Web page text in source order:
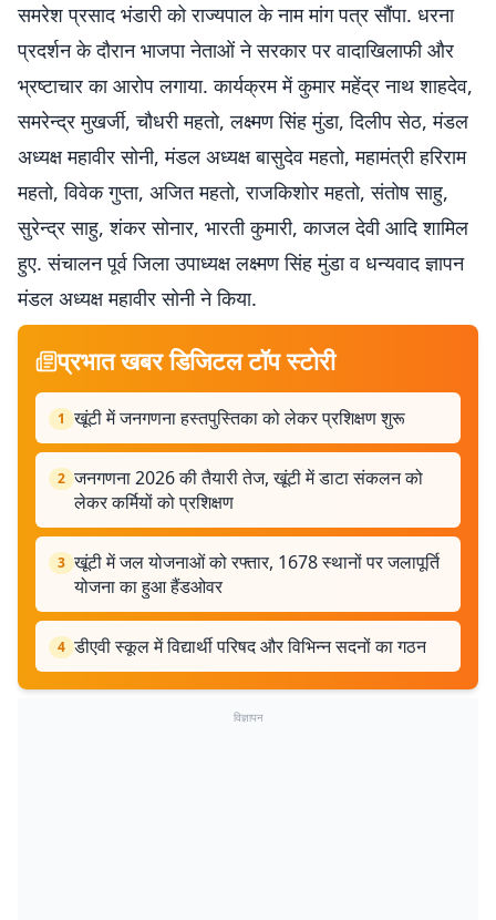
समरेश प्रसाद भंडारी को राज्यपाल के नाम मांग पत्र सौंपा. धरना
प्रदर्शन के दौरान भाजपा नेताओं ने सरकार पर वादाखिलाफी और
भ्रष्टाचार का आरोप लगाया. कार्यक्रम में कुमार महेंद्र नाथ शाहदेव,
समरेन्द्र मुखर्जी, चौधरी महतो, लक्ष्मण सिंह मुंडा, दिलीप सेठ, मंडल
अध्यक्ष महावीर सोनी, मंडल अध्यक्ष बासुदेव महतो, महामंत्री हरिराम
महतो, विवेक गुप्ता, अजित महतो, राजकिशोर महतो, संतोष साहु,
सुरेन्द्र साहु, शंकर सोनार, भारती कुमारी, काजल देवी आदि शामिल
हुए. संचालन पूर्व जिला उपाध्यक्ष लक्ष्मण सिंह मुंडा व धन्यवाद ज्ञापन
मंडल अध्यक्ष महावीर सोनी ने किया.
प्रभात खबर डिजिटल टॉप स्टोरी
1 खूंटी में जनगणना हस्तपुस्तिका को लेकर प्रशिक्षण शुरू
2 जनगणना 2026 की तैयारी तेज, खूंटी में डाटा संकलन को
लेकर कर्मियों को प्रशिक्षण
3 खूंटी में जल योजनाओं को रफ्तार, 1678 स्थानों पर जलापूर्ति
योजना का हुआ हैंडओवर
4 डीएवी स्कूल में विद्यार्थी परिषद और विभिन्न सदनों का गठन
विज्ञापन